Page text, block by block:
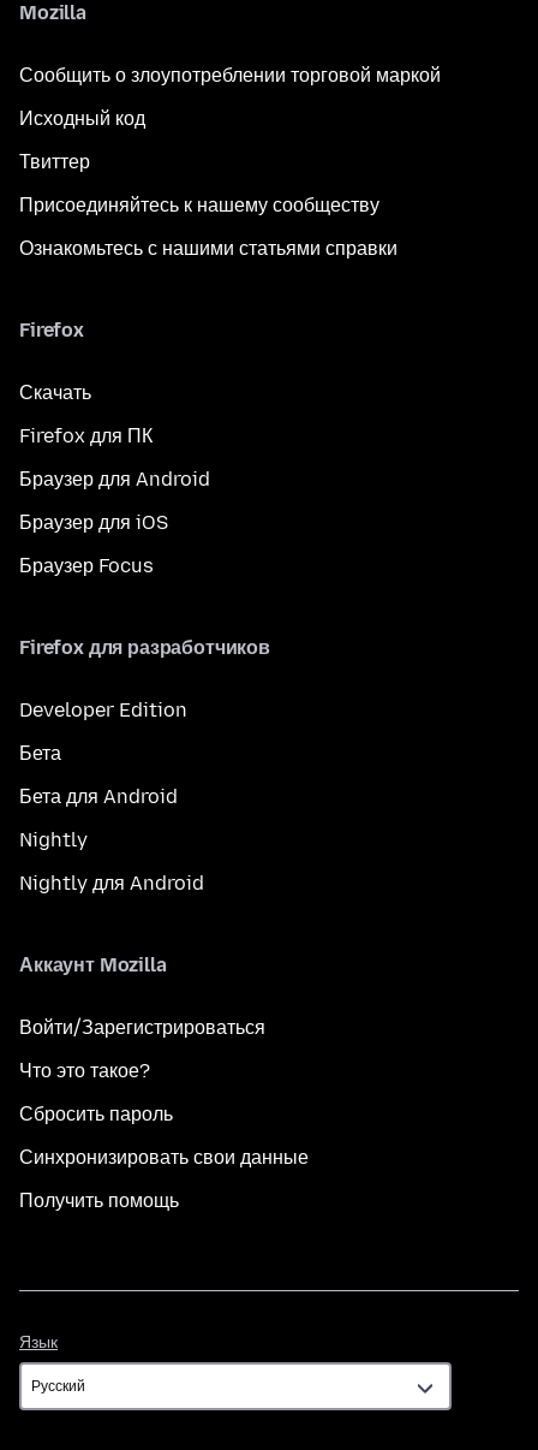
Mozilla
Сообщить о злоупотреблении торговой маркой
Исходный код
Твиттер
Присоединяйтесь к нашему сообществу
Ознакомьтесь с нашими статьями справки
Firefox
Скачать
Firefox для ПК
Браузер для Android
Браузер для iOS
Браузер Focus
Firefox для разработчиков
Developer Edition
Бета
Бета для Android
Nightly
Nightly для Android
Аккаунт Mozilla
Войти/Зарегистрироваться
Что это такое?
Сбросить пароль
Синхронизировать свои данные
Получить помощь
Язык